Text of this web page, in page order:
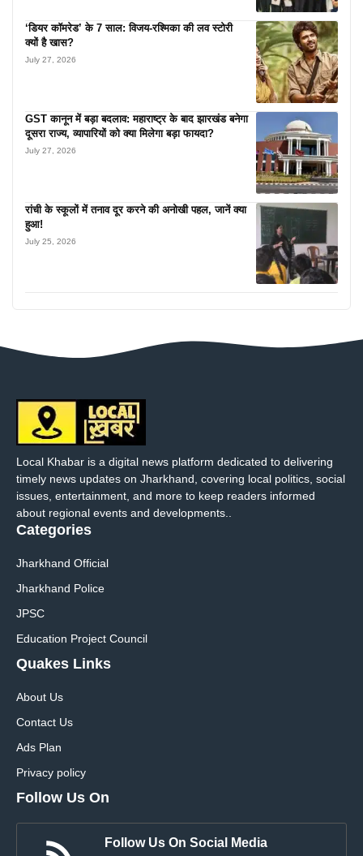
‘डियर कॉमरेड’ के 7 साल: विजय-रश्मिका की लव स्टोरी
क्यों है खास?
July 27, 2026
GST कानून में बड़ा बदलाव: महाराष्ट्र के बाद झारखंड बनेगा
दूसरा राज्य, व्यापारियों को क्या मिलेगा बड़ा फायदा?
July 27, 2026
रांची के स्कूलों में तनाव दूर करने की अनोखी पहल, जानें क्या
हुआ!
July 25, 2026
Local Khabar is a digital news platform dedicated to delivering
timely news updates on Jharkhand, covering local politics, social
issues, entertainment, and more to keep readers informed
about regional events and developments..
Categories
Jharkhand Official
Jharkhand Police
JPSC
Education Project Council
Quakes Links
About Us
Contact Us
Ads Plan
Privacy policy
Follow Us On
Follow Us On Social Media